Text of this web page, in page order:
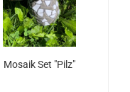
Mosaik Set "Pilz"